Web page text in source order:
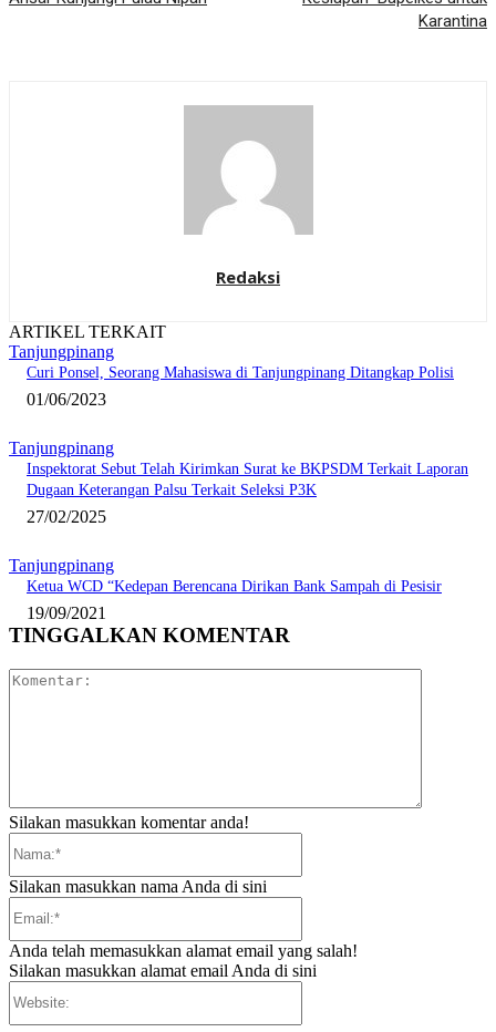
Karantina
Redaksi
ARTIKEL TERKAIT
Tanjungpinang
Curi Ponsel, Seorang Mahasiswa di Tanjungpinang Ditangkap Polisi
01/06/2023
Tanjungpinang
Inspektorat Sebut Telah Kirimkan Surat ke BKPSDM Terkait Laporan
Dugaan Keterangan Palsu Terkait Seleksi P3K
27/02/2025
Tanjungpinang
Ketua WCD “Kedepan Berencana Dirikan Bank Sampah di Pesisir
19/09/2021
TINGGALKAN KOMENTAR
Silakan masukkan komentar anda!
Silakan masukkan nama Anda di sini
Anda telah memasukkan alamat email yang salah!
Silakan masukkan alamat email Anda di sini